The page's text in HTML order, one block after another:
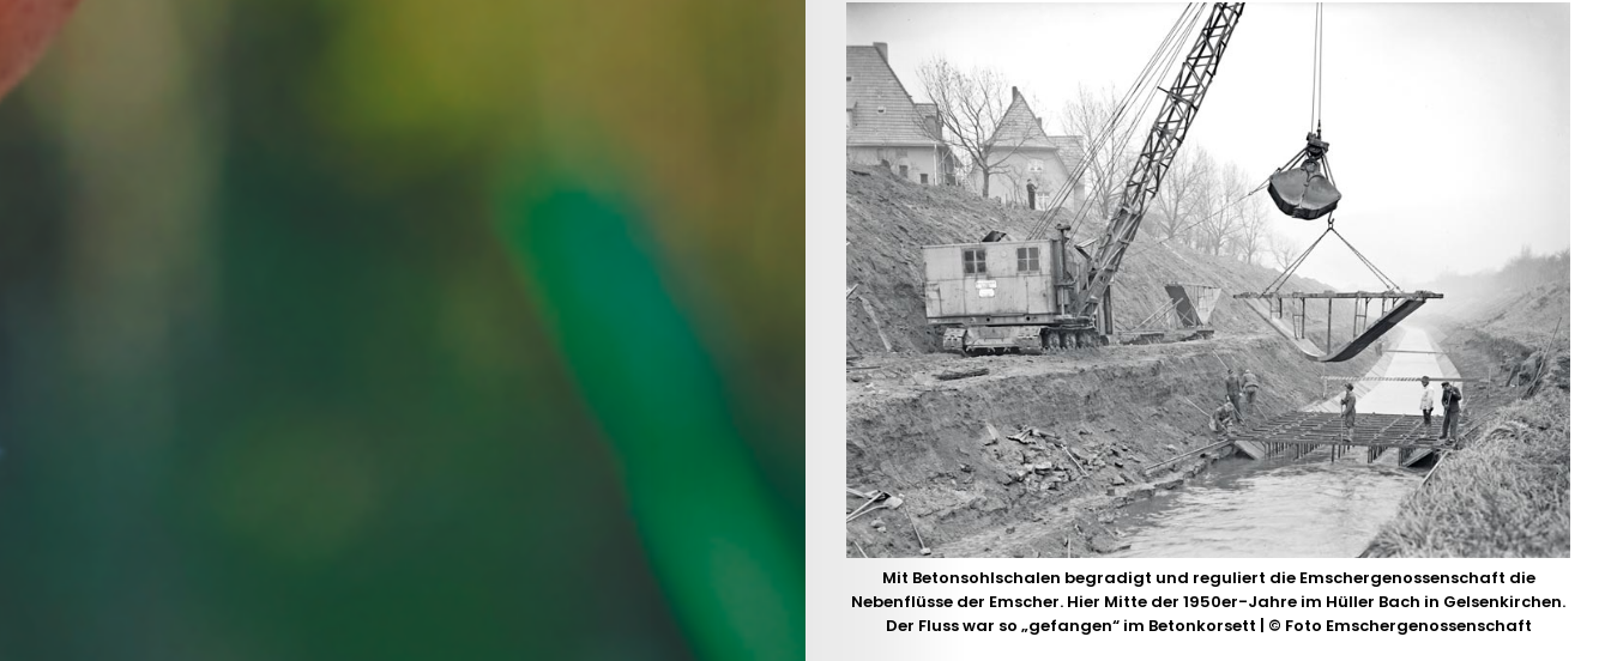
Health
Ausgabe
2022
(DE)
/
Schwerpunkt:
Waser
Issue
2022
(EN)
/
Focus:
Water
Search
Mit Betonsohlschalen begradigt und reguliert die Emschergenossenschaft die
Nebenflüsse der Emscher. Hier Mitte der 1950er-Jahre im Hüller Bach in Gelsenkirchen.
Der Fluss war so „gefangen“ im Betonkorsett | © Foto Emschergenossenschaft